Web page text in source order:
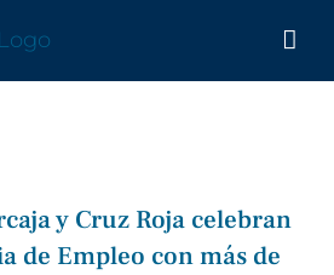
y Cruz Roja celebran
de Empleo con más de